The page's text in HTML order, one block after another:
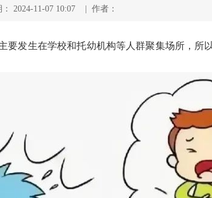
2024-11-07 10:07 | 作者：
发生在学校和托幼机构等人群聚集场所，所